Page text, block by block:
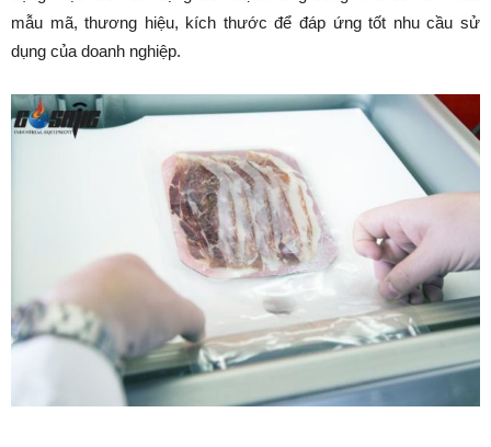
mẫu mã, thương hiệu, kích thước để đáp ứng tốt nhu cầu sử
dụng của doanh nghiệp.